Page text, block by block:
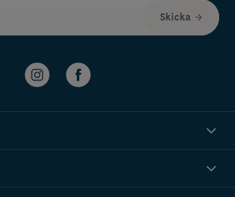
Skicka